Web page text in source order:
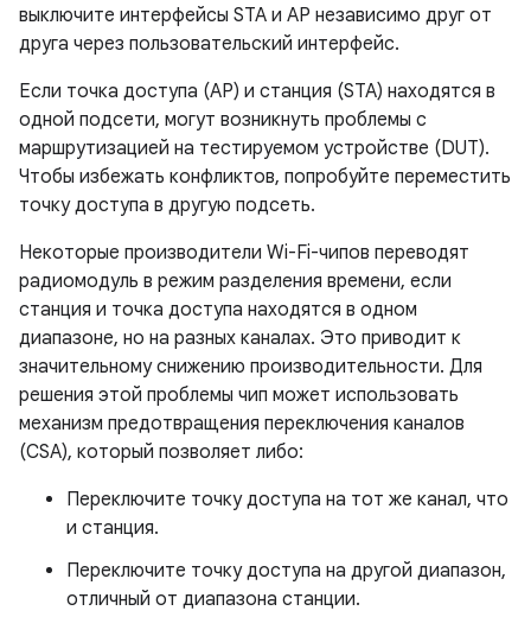
выключите интерфейсы STA и AP независимо друг от
друга через пользовательский интерфейс.
Если точка доступа (AP) и станция (STA) находятся в
одной подсети, могут возникнуть проблемы с
маршрутизацией на тестируемом устройстве (DUT).
Чтобы избежать конфликтов, попробуйте переместить
точку доступа в другую подсеть.
Некоторые производители Wi-Fi-чипов переводят
радиомодуль в режим разделения времени, если
станция и точка доступа находятся в одном
диапазоне, но на разных каналах. Это приводит к
значительному снижению производительности. Для
решения этой проблемы чип может использовать
механизм предотвращения переключения каналов
(CSA), который позволяет либо:
Переключите точку доступа на тот же канал, что
и станция.
Переключите точку доступа на другой диапазон,
отличный от диапазона станции.